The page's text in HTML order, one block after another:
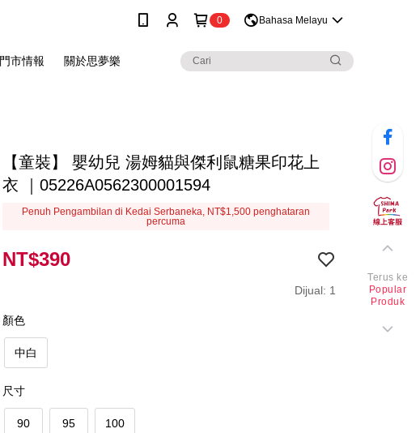
0 Bahasa Melayu
門市情報 關於思夢樂
【童裝】 嬰幼兒 湯姆貓與傑利鼠糖果印花上
衣 ｜05226A0562300001594
Penuh Pengambilan di Kedai Serbaneka, NT$1,500 penghataran
percuma
NT$390
Dijual: 1
顏色
中白
尺寸
90 95 100
Terus ke
Popular
Produk